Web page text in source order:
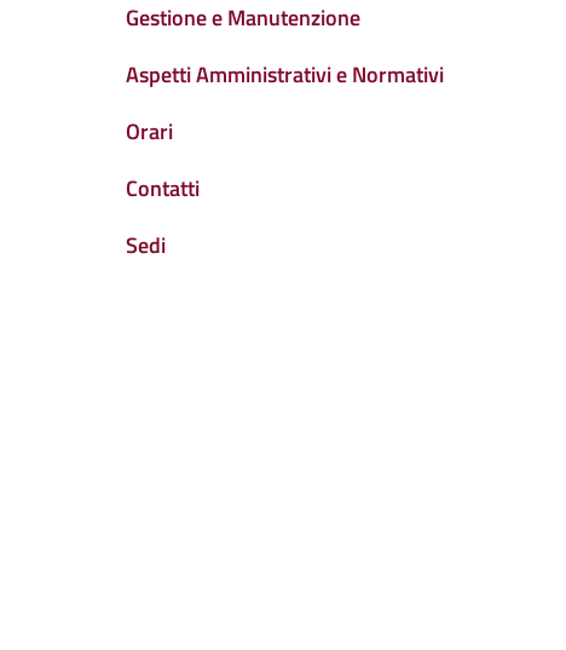
Gestione e Manutenzione
Aspetti Amministrativi e Normativi
Orari
Contatti
Sedi